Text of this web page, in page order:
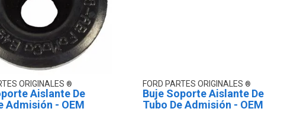
ORIGINALES
Aislante De
Admisión - OEM
FORD PARTES ORIGINALES
Buje Soporte Aislante De
Tubo De Admisión - OEM